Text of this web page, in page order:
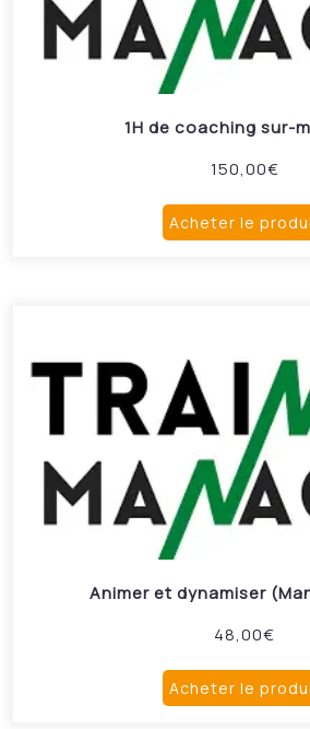
1H de coaching sur-
150,00€
Acheter le
Animer et dynamiser
48,00€
Acheter le